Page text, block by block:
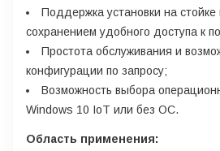
Поддержка установки на стойке
сохранением удобного доступа к
Простота обслуживания и
конфигурации по запросу;
Возможность выбора
Windows 10 IoT или без ОС.
Область применения: